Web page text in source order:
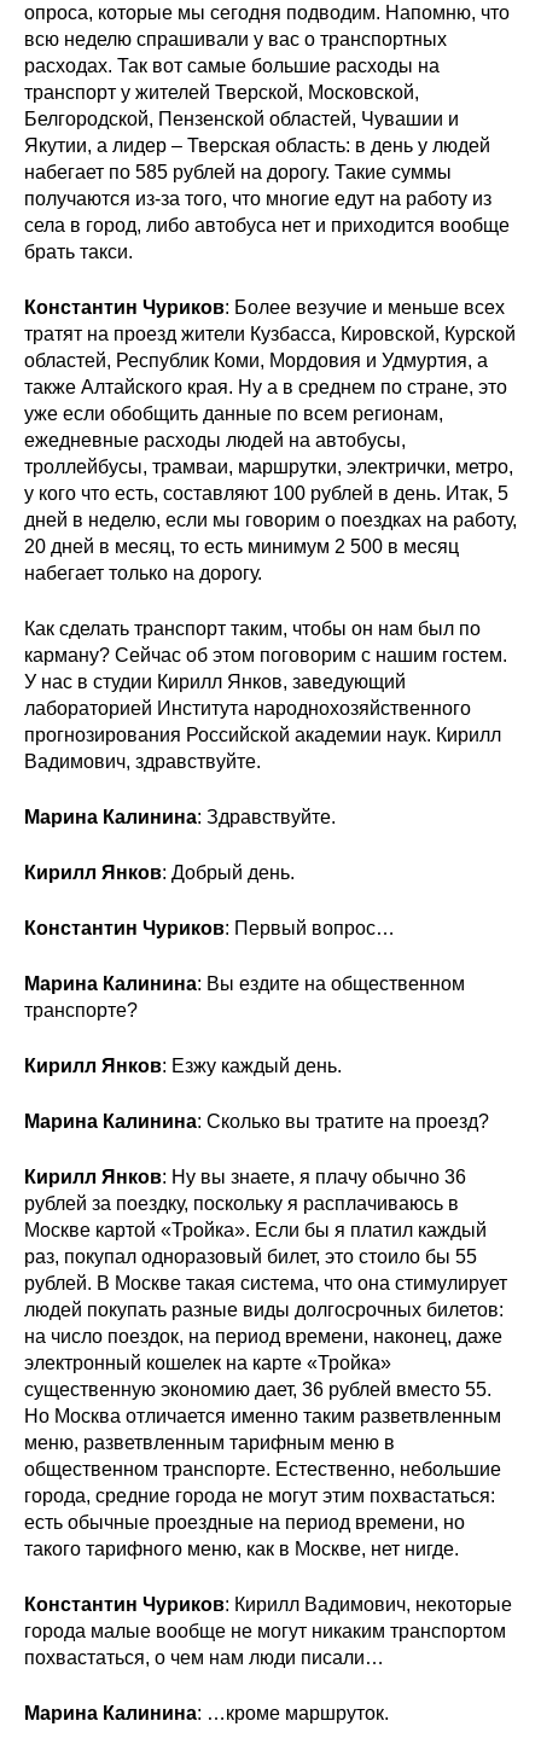
Центр «Климатическая политика и
экономика России»
Образование и карьера
Кафедра МФТИ
Кафедра МАДИ
Об аспирантуре
Поступление
Обучение
Нормативные документы
Диссертационный совет
О совете
Материалы
Конкурсы и вакансии
Контакты
опроса, которые мы сегодня подводим. Напомню, что
всю неделю спрашивали у вас о транспортных
расходах. Так вот самые большие расходы на
транспорт у жителей Тверской, Московской,
Белгородской, Пензенской областей, Чувашии и
Якутии, а лидер – Тверская область: в день у людей
набегает по 585 рублей на дорогу. Такие суммы
получаются из-за того, что многие едут на работу из
села в город, либо автобуса нет и приходится вообще
брать такси.
Константин Чуриков: Более везучие и меньше всех
тратят на проезд жители Кузбасса, Кировской, Курской
областей, Республик Коми, Мордовия и Удмуртия, а
также Алтайского края. Ну а в среднем по стране, это
уже если обобщить данные по всем регионам,
ежедневные расходы людей на автобусы,
троллейбусы, трамваи, маршрутки, электрички, метро,
у кого что есть, составляют 100 рублей в день. Итак, 5
дней в неделю, если мы говорим о поездках на работу,
20 дней в месяц, то есть минимум 2 500 в месяц
набегает только на дорогу.
Как сделать транспорт таким, чтобы он нам был по
карману? Сейчас об этом поговорим с нашим гостем.
У нас в студии Кирилл Янков, заведующий
лабораторией Института народнохозяйственного
прогнозирования Российской академии наук. Кирилл
Вадимович, здравствуйте.
Марина Калинина: Здравствуйте.
Кирилл Янков: Добрый день.
Константин Чуриков: Первый вопрос…
Марина Калинина: Вы ездите на общественном
транспорте?
Кирилл Янков: Езжу каждый день.
Марина Калинина: Сколько вы тратите на проезд?
Кирилл Янков: Ну вы знаете, я плачу обычно 36
рублей за поездку, поскольку я расплачиваюсь в
Москве картой «Тройка». Если бы я платил каждый
раз, покупал одноразовый билет, это стоило бы 55
рублей. В Москве такая система, что она стимулирует
людей покупать разные виды долгосрочных билетов:
на число поездок, на период времени, наконец, даже
электронный кошелек на карте «Тройка»
существенную экономию дает, 36 рублей вместо 55.
Но Москва отличается именно таким разветвленным
меню, разветвленным тарифным меню в
общественном транспорте. Естественно, небольшие
города, средние города не могут этим похвастаться:
есть обычные проездные на период времени, но
такого тарифного меню, как в Москве, нет нигде.
Константин Чуриков: Кирилл Вадимович, некоторые
города малые вообще не могут никаким транспортом
похвастаться, о чем нам люди писали…
Марина Калинина: …кроме маршруток.